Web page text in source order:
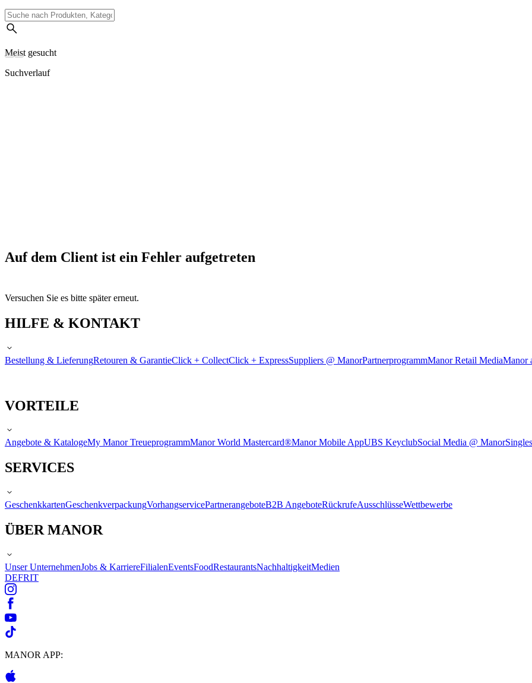
Meist gesucht
Suchverlauf
Auf dem Client ist ein Fehler aufgetreten
Versuchen Sie es bitte später erneut.
HILFE & KONTAKT
Bestellung & LieferungRetouren & GarantieClick + CollectClick + ExpressSuppliers @ ManorPartnerprogrammManor Retail MediaManor
VORTEILE
Angebote & KatalogeMy Manor TreueprogrammManor World Mastercard®Manor Mobile AppUBS KeyclubSocial Media @ Manor
SERVICES
GeschenkkartenGeschenkverpackungVorhangservicePartnerangeboteB2B AngeboteRückrufeAusschlüsseWettbewerbe
ÜBER MANOR
Unser UnternehmenJobs & KarriereFilialenEventsFoodRestaurantsNachhaltigkeitMedien
DEFRIT
MANOR APP: